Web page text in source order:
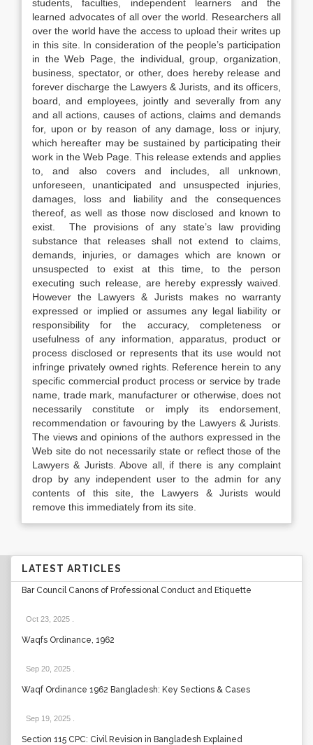
students, faculties, independent learners and the
learned advocates of all over the world. Researchers all
over the world have the access to upload their writes up
in this site. In consideration of the people’s participation
in the Web Page, the individual, group, organization,
business, spectator, or other, does hereby release and
forever discharge the Lawyers & Jurists, and its officers,
board, and employees, jointly and severally from any
and all actions, causes of actions, claims and demands
for, upon or by reason of any damage, loss or injury,
which hereafter may be sustained by participating their
work in the Web Page. This release extends and applies
to, and also covers and includes, all unknown,
unforeseen, unanticipated and unsuspected injuries,
damages, loss and liability and the consequences
thereof, as well as those now disclosed and known to
exist. The provisions of any state’s law providing
substance that releases shall not extend to claims,
demands, injuries, or damages which are known or
unsuspected to exist at this time, to the person
executing such release, are hereby expressly waived.
However the Lawyers & Jurists makes no warranty
expressed or implied or assumes any legal liability or
responsibility for the accuracy, completeness or
usefulness of any information, apparatus, product or
process disclosed or represents that its use would not
infringe privately owned rights. Reference herein to any
specific commercial product process or service by trade
name, trade mark, manufacturer or otherwise, does not
necessarily constitute or imply its endorsement,
recommendation or favouring by the Lawyers & Jurists.
The views and opinions of the authors expressed in the
Web site do not necessarily state or reflect those of the
Lawyers & Jurists. Above all, if there is any complaint
drop by any independent user to the admin for any
contents of this site, the Lawyers & Jurists would
remove this immediately from its site.
LATEST ARTICLES
Bar Council Canons of Professional Conduct and Etiquette
Oct 23, 2025
Waqfs Ordinance, 1962
Sep 20, 2025
Waqf Ordinance 1962 Bangladesh: Key Sections & Cases
Sep 19, 2025
Section 115 CPC: Civil Revision in Bangladesh Explained